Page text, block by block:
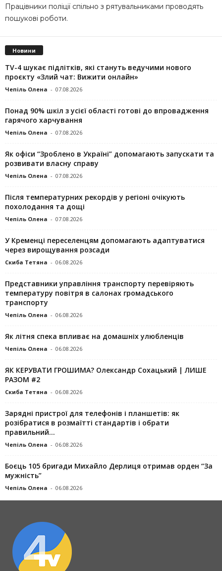
Працівники поліції спільно з рятувальниками проводять
пошукові роботи.
Новини
TV-4 шукає підлітків, які стануть ведучими нового
проєкту «Злий чат: Вижити онлайн»
Чепіль Олена - 07.08.2026
Понад 90% шкіл з усієї області готові до впровадження
гарячого харчування
Чепіль Олена - 07.08.2026
Як офіси “Зроблено в Україні” допомагають запускaти та
розвивати власну справу
Чепіль Олена - 07.08.2026
Після температурних рекордів у регіоні очікують
похолодання та дощі
Чепіль Олена - 07.08.2026
У Кременці переселенцям допомагають адаптуватися
через вирощування розсади
Скиба Тетяна - 06.08.2026
Представники управління транспорту перевіряють
температуру повітря в салонах громадського
транспорту
Чепіль Олена - 06.08.2026
Як літня спека впливає на домашніх улюбленців
Чепіль Олена - 06.08.2026
ЯК КЕРУВАТИ ГРОШИМА? Олександр Сохацький | ЛИШЕ
РАЗОМ #2
Скиба Тетяна - 06.08.2026
Зарядні пристрої для телефонів і планшетів: як
розібратися в розмаїтті стандартів і обрати
правильний...
Чепіль Олена - 06.08.2026
Боєць 105 бригади Михайло Дерлиця отримав орден “За
мужність”
Чепіль Олена - 06.08.2026